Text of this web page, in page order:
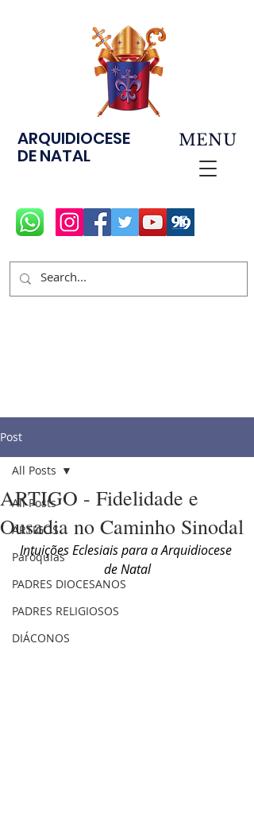
ARQUIDIOCESE
DE NATAL
MENU
Post
All Posts
ARTIGOS
Paróquias
PADRES DIOCESANOS
PADRES RELIGIOSOS
DIÁCONOS
All Posts
ARTIGO - Fidelidade e
Ousadia no Caminho Sinodal
Intuições Eclesiais para a Arquidiocese
de Natal